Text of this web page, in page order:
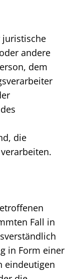
andere
dem
die
Fall in
in Form einer
eindeutigen